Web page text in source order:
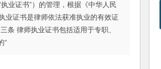
证书”）的管理，根据《中华人民
证书是律师依法获准执业的有效证
律师执业证书包括适用于专职、
“